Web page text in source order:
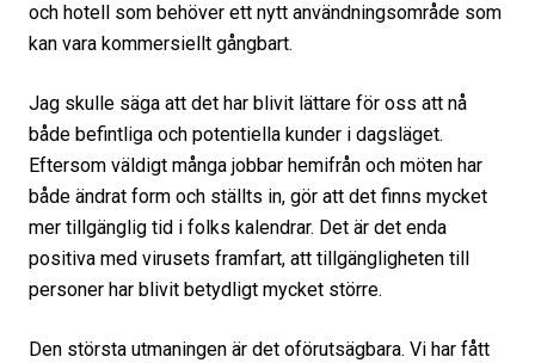
och hotell som behöver ett nytt användningsområde som
kan vara kommersiellt gångbart.
Jag skulle säga att det har blivit lättare för oss att nå
både befintliga och potentiella kunder i dagsläget.
Eftersom väldigt många jobbar hemifrån och möten har
både ändrat form och ställts in, gör att det finns mycket
mer tillgänglig tid i folks kalendrar. Det är det enda
positiva med virusets framfart, att tillgängligheten till
personer har blivit betydligt mycket större.
Den största utmaningen är det oförutsägbara. Vi har fått